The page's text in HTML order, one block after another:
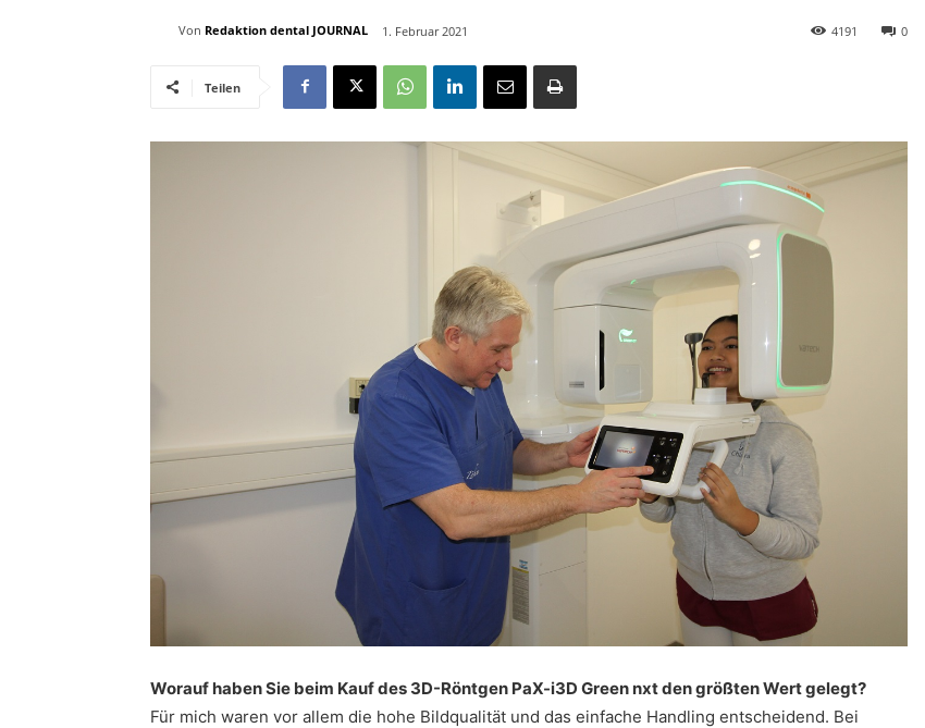
Von Redaktion dental JOURNAL 1. Februar 2021 0
4191
Teilen
Worauf haben Sie beim Kauf des 3D-Röntgen PaX-i3D Green nxt den größten Wert gelegt?
Für mich waren vor allem die hohe Bildqualität und das einfache Handling entscheidend. Bei